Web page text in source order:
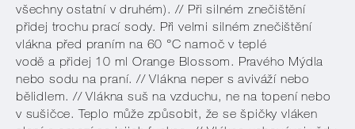
všechny ostatní v druhém). // Při silném znečištění
přidej trochu prací sody. Při velmi silném znečištění
vlákna před praním na 60 °C namoč v teplé
vodě a přidej 10 ml Orange Blossom. Pravého Mýdla
nebo sodu na praní. // Vlákna neper s aviváží nebo
bělidlem. // Vlákna suš na vzduchu, ne na topenínebo
v sušičce. Teplo může způsobit, že se špičky vláken